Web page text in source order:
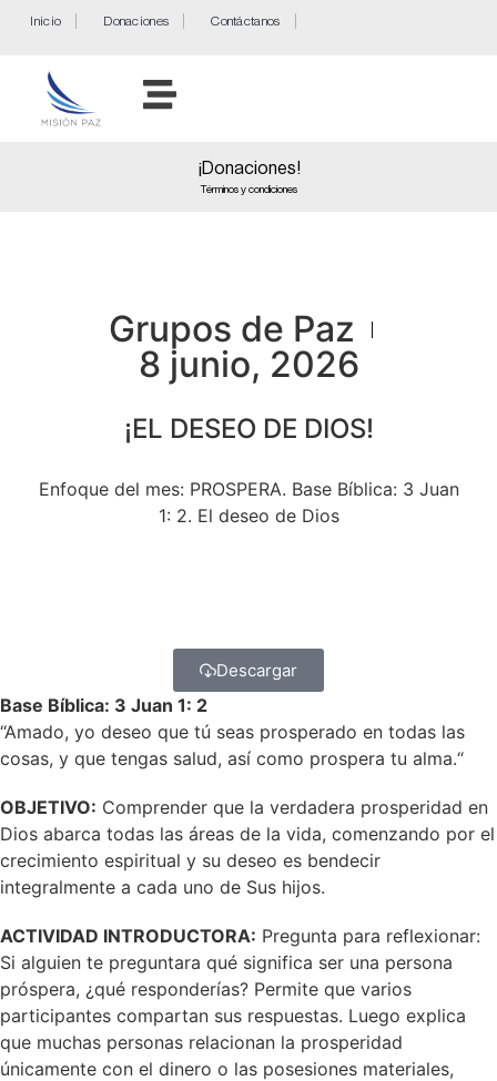
Inicio Donaciones Contáctanos
¡Donaciones!
Términos y condiciones
Grupos de Paz
8 junio, 2026
¡EL DESEO DE DIOS!
Enfoque del mes: PROSPERA. Base Bíblica: 3 Juan
1: 2. El deseo de Dios
Descargar
Base Bíblica: 3 Juan 1: 2
“Amado, yo deseo que tú seas prosperado en todas las
cosas, y que tengas salud, así como prospera tu alma.“
OBJETIVO: Comprender que la verdadera prosperidad en
Dios abarca todas las áreas de la vida, comenzando por el
crecimiento espiritual y su deseo es bendecir
integralmente a cada uno de Sus hijos.
ACTIVIDAD INTRODUCTORA: Pregunta para reflexionar:
Si alguien te preguntara qué significa ser una persona
próspera, ¿qué responderías? Permite que varios
participantes compartan sus respuestas. Luego explica
que muchas personas relacionan la prosperidad
únicamente con el dinero o las posesiones materiales,